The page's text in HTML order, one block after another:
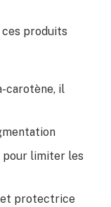
produits
carotène, il
pour limiter les
protectrice